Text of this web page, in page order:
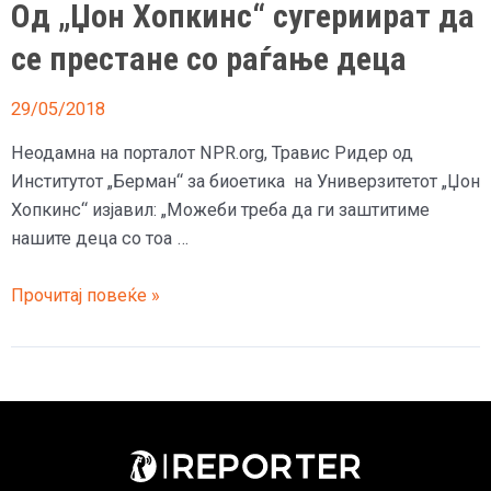
Од „Џон Хопкинс“ сугериират да
се престане со раѓање деца
29/05/2018
Неодамна на порталот NPR.org, Травис Ридер од
Институтот „Берман“ за биоетика на Универзитетот „Џон
Хопкинс“ изјавил: „Можеби треба да ги заштитиме
нашите деца со тоа …
Од
Хопкинс“
Прочитај повеќе »